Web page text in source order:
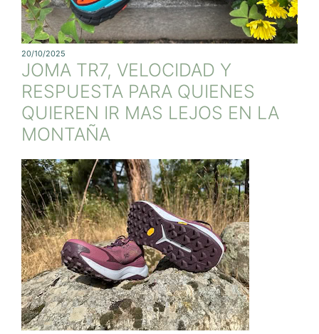
20/10/2025
JOMA TR7, VELOCIDAD Y
RESPUESTA PARA QUIENES
QUIEREN IR MAS LEJOS EN LA
MONTAÑA